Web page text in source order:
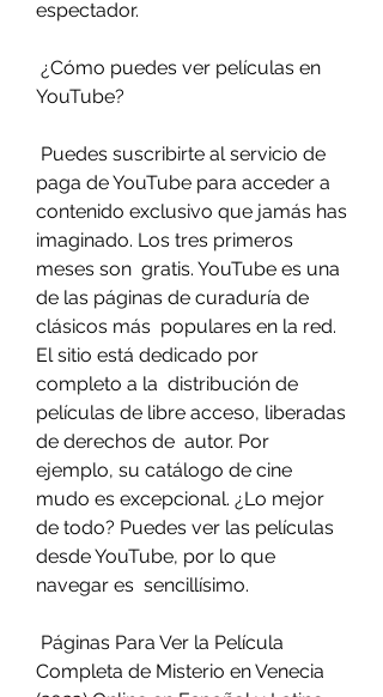
espectador.
YouTube?
paga de YouTube para acceder a
contenido exclusivo que jamás has
imaginado. Los tres primeros
meses son  gratis. YouTube es una
de las páginas de curaduría de
clásicos más  populares en la red.
El sitio está dedicado por
completo a la  distribución de
películas de libre acceso, liberadas
de derechos de  autor. Por
ejemplo, su catálogo de cine
mudo es excepcional. ¿Lo mejor
de todo? Puedes ver las películas
desde YouTube, por lo que
navegar es  sencillísimo.
Completa de Misterio en Venecia